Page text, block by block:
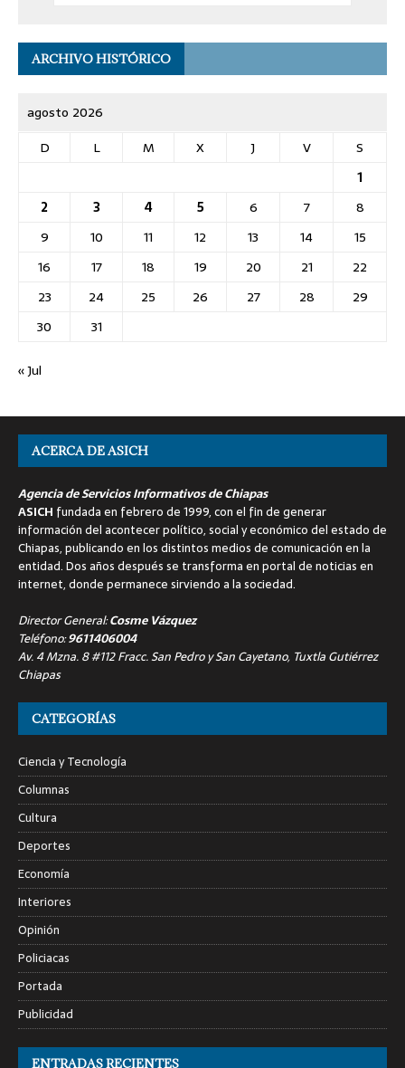
ARCHIVO HISTÓRICO
agosto 2026
D
L M X J V
S
1
2
3 4 5 6 7
8
9
10 11 12 13 14
15
16
17 18 19 20 21
22
23
24 25 26 27 28
29
30
31
« Jul
ACERCA DE ASICH
Agencia de Servicios Informativos de Chiapas
ASICH fundada en febrero de 1999, con el fin de generar
información del acontecer político, social y económico del estado de
Chiapas, publicando en los distintos medios de comunicación en la
entidad. Dos años después se transforma en portal de noticias en
internet, donde permanece sirviendo a la sociedad.
Director General:Cosme Vázquez
Teléfono:9611406004
Av. 4 Mzna. 8 #112 Fracc. San Pedro y San Cayetano, Tuxtla Gutiérrez
Chiapas
CATEGORÍAS
Ciencia y Tecnología
Columnas
Cultura
Deportes
Economía
Interiores
Opinión
Policiacas
Portada
Publicidad
ENTRADAS RECIENTES